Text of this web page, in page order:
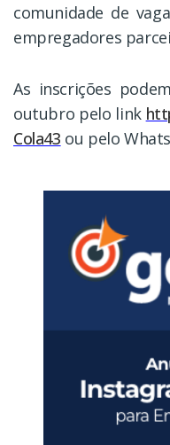
comunidade de
empregadores
As inscrições
outubro pelo link
Cola43 ou pelo